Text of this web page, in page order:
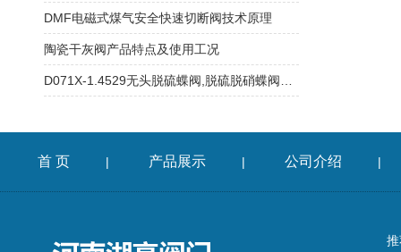
DMF电磁式煤气安全快速切断阀技术原理
陶瓷干灰阀产品特点及使用工况
首 页 | 产品展示 | 公司介绍 |